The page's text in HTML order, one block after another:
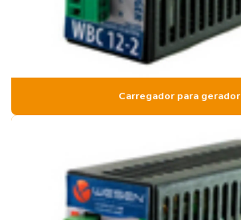
Carregador para gerador